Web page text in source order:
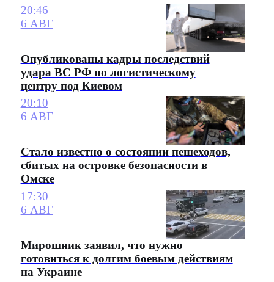
20:46
6 АВГ
Опубликованы кадры последствий
удара ВС РФ по логистическому
центру под Киевом
20:10
6 АВГ
Стало известно о состоянии пешеходов,
сбитых на островке безопасности в
Омске
17:30
6 АВГ
Мирошник заявил, что нужно
готовиться к долгим боевым действиям
на Украине